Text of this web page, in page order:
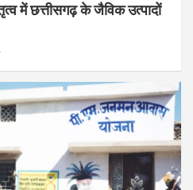
में छत्तीसगढ़ के जैविक उत्पादों